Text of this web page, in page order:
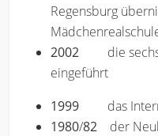
Regensburg
2002 die
eingeführt
1999 das
1980/82 der